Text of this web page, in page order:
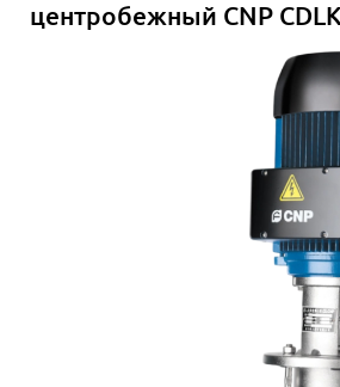
центробежный CNP